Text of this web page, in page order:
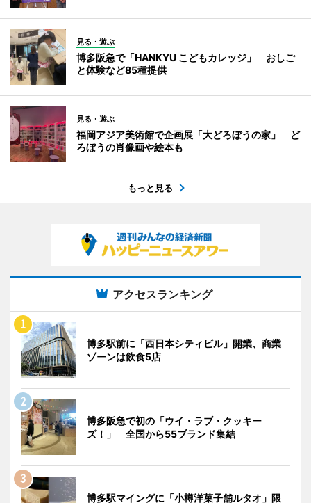
見る・遊ぶ
博多阪急で「HANKYU こどもカレッジ」 おしご
と体験など85種提供
見る・遊ぶ
福岡アジア美術館で企画展「大どろぼうの家」 ど
ろぼうの肖像画や絵本も
もっと見る
アクセスランキング
博多駅前に「西日本シティビル」開業、商業
ゾーンは飲食5店
博多阪急で初の「ウイ・ラブ・クッキー
ズ！」 全国から55ブランド集結
博多駅マイングに「小樽洋菓子舗ルタオ」限